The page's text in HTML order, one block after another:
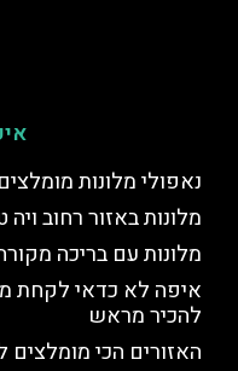
נאפולי מלונות
מלונות באזור רחוב
מלונות עם בריכה
איפה לא כדאי לקחת
להכיר מראש
האזורים הכי